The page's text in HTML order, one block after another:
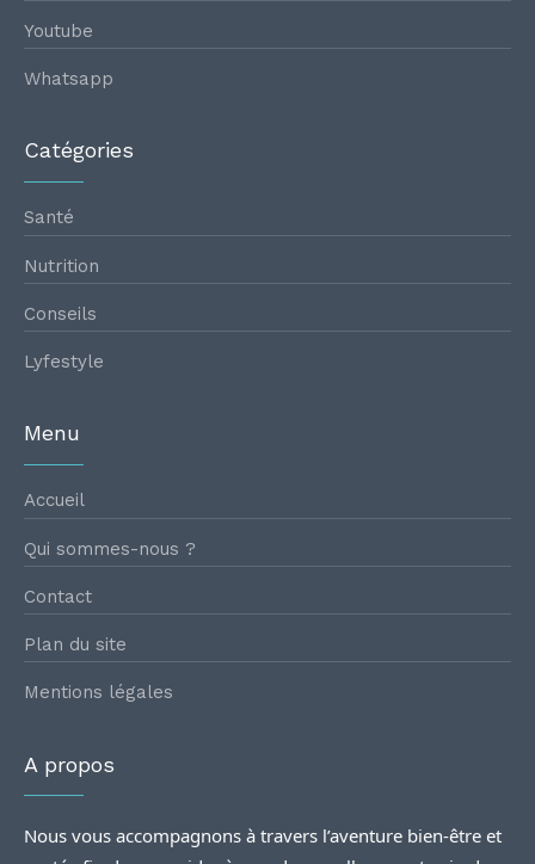
Youtube
Whatsapp
Catégories
Santé
Nutrition
Conseils
Lyfestyle
Menu
Accueil
Qui sommes-nous ?
Contact
Plan du site
Mentions légales
A propos
Nous vous accompagnons à travers l’aventure bien-être et